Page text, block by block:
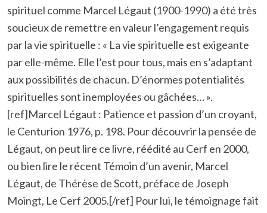
spirituel comme Marcel Légaut (1900-1990) a été très
soucieux de remettre en valeur l’engagement requis
par la vie spirituelle : « La vie spirituelle est exigeante
par elle-même. Elle l’est pour tous, mais en s’adaptant
aux possibilités de chacun. D’énormes potentialités
spirituelles sont inemployées ou gâchées… ».
[ref]Marcel Légaut : Patience et passion d’un croyant,
le Centurion 1976, p. 198. Pour découvrir la pensée de
Légaut, on peut lire ce livre, réédité au Cerf en 2000,
ou bien lire le récent Témoin d’un avenir, Marcel
Légaut, de Thérèse de Scott, préface de Joseph
Moingt, Le Cerf 2005.[/ref] Pour lui, le témoignage fait